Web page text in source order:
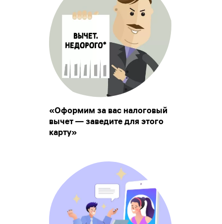
«Оформим за вас налоговый
вычет — заведите для этого
карту»